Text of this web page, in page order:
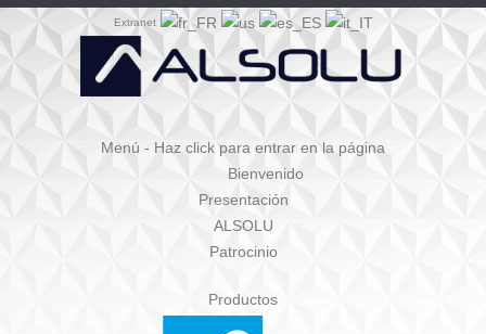
Extranet
Menú - Haz click para entrar en la página
Bienvenido
Presentación
ALSOLU
Patrocinio
Productos